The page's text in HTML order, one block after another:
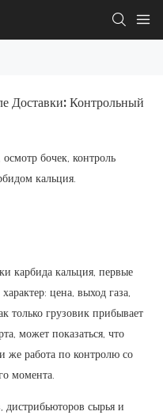
Доставки: Контрольный
бочек, контроль
кальция.
карбида кальция, первые
цена, выход газа,
только грузовик прибывает
может показаться, что
же работа по контролю со
момента.
дистрибьюторов сырья и